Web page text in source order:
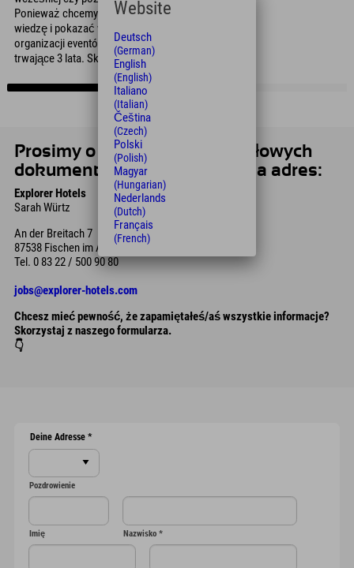
Ponieważ chcemy przekazać Ci jak największą
wiedzę i pokazać wszystko na temat
organizacji eventów, oferujemy szkolenie
trwające 3 lata. Skrócenie nie jest możliwe.
Prosimy o przesłanie szczegółowych
dokumentów aplikacyjnych na adres:
Explorer Hotels
Sarah Würtz
An der Breitach 7
87538 Fischen im Allgäu
Tel. 0 83 22 / 500 90 80
jobs@explorer-hotels.com
Chcesz mieć pewność, że zapamiętałeś/aś wszystkie informacje?
Skorzystaj z naszego formularza.
👇
Deine Adresse *
Pozdrowienie
Imię Nazwisko *
Website
Deutsch
(German)
English
(English)
Italiano
(Italian)
Čeština
(Czech)
Polski
(Polish)
Magyar
(Hungarian)
Nederlands
(Dutch)
Français
(French)